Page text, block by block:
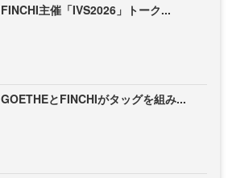
FINCHI主催「IVS2026」トーク...
GOETHEとFINCHIがタッグを組み...